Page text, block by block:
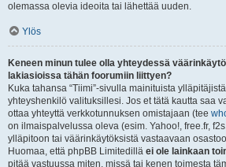
olemassa olevia ideoita tai lähettää uuden.
Ylös
Keneen minun tulee olla yhteydessä
lakiasioissa tähän foorumiin liittyen?
Kuka tahansa “Tiimi”-sivulla mainituista
yhteyshenkilö valituksillesi. Jos et tätä kautta saa
ottaa yhteyttä verkkotunnuksen omistajaan (tee
on ilmaispalvelussa oleva (esim. Yahoo!, free.fr,
ylläpitoon tai väärinkäytöksistä vastaavaan
Huomaa, että phpBB Limitedillä ei ole lainkaan
pitää vastuussa miten, missä tai kenen toimesta